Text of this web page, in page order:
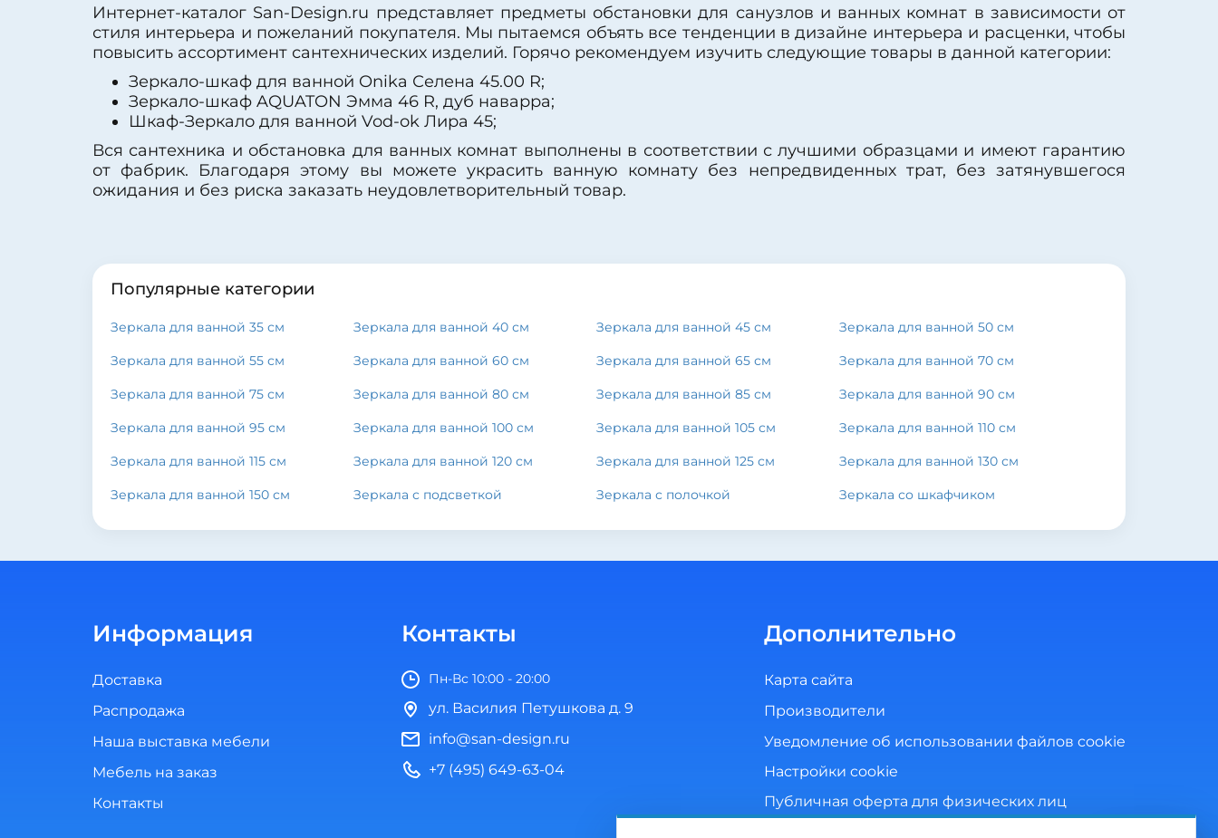
Материал фасада:
МДФ
Покрытие корпуса:
ламинат
Интернет-каталог San-Design.ru представляет предметы обстановки для санузлов и ванных комнат в зависимости от
стиля интерьера и пожеланий покупателя. Мы пытаемся объять все тенденции в дизайне интерьера и расценки, чтобы
повысить ассортимент сантехнических изделий. Горячо рекомендуем изучить следующие товары в данной категории:
Зеркало-шкаф для ванной Onika Селена 45.00 R;
Зеркало-шкаф AQUATON Эмма 46 R, дуб наварра;
Шкаф-Зеркало для ванной Vod-ok Лира 45;
Вся сантехника и обстановка для ванных комнат выполнены в соответствии с лучшими образцами и имеют гарантию
от фабрик. Благодаря этому вы можете украсить ванную комнату без непредвиденных трат, без затянувшегося
ожидания и без риска заказать неудовлетворительный товар.
Популярные категории
Зеркала для ванной 35 см Зеркала для ванной 40 см Зеркала для ванной 45 см Зеркала для ванной 50 см
Зеркала для ванной 55 см Зеркала для ванной 60 см Зеркала для ванной 65 см Зеркала для ванной 70 см
Зеркала для ванной 75 см Зеркала для ванной 80 см Зеркала для ванной 85 см Зеркала для ванной 90 см
Зеркала для ванной 95 см Зеркала для ванной 100 см Зеркала для ванной 105 см Зеркала для ванной 110 см
Зеркала для ванной 115 см Зеркала для ванной 120 см Зеркала для ванной 125 см Зеркала для ванной 130 см
Зеркала для ванной 150 см Зеркала с подсветкой Зеркала с полочкой Зеркала со шкафчиком
Информация
Доставка
Распродажа
Наша выставка мебели
Мебель на заказ
Контакты
Контакты
Пн-Вс 10:00 - 20:00
ул. Василия Петушкова д. 9
info@san-design.ru
+7 (495) 649-63-04
Дополнительно
Карта сайта
Производители
Уведомление об использовании файлов cookie
Настройки cookie
Публичная оферта для физических лиц